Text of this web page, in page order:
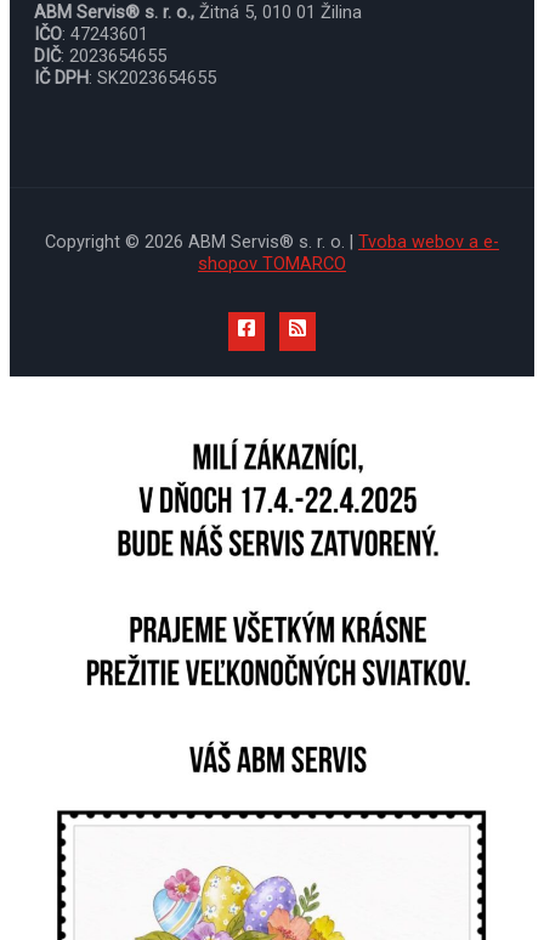
ABM Servis® s. r. o., Žitná 5, 010 01 Žilina
IČO: 47243601
DIČ: 2023654655
IČ DPH: SK2023654655
Copyright © 2026 ABM Servis® s. r. o. | Tvoba webov a e-
shopov TOMARCO